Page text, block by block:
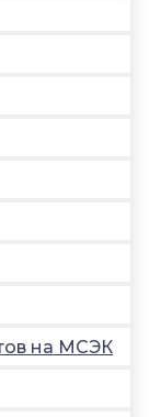
на МСЭК